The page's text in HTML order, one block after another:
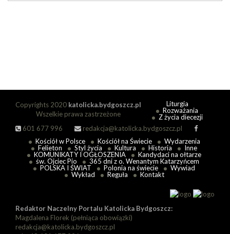
Copyrights 2020 katolicka.bydgoszcz.pl
Wszelkie prawa zastrzeżone
601 677 996
redakcja@katolicka.bydgoszcz.pl
Liturgia
Rozważania
Z życia diecezji
Kościół w Polsce Kościół na Świecie
Wydarzenia
Felieton
Styl życia Kultura Historia
Inne
KOMUNIKATY I OGŁOSZENIA
Kandydaci na ołtarze
św. Ojciec Pio
365 dni z o. Wenantym Katarzyńcem
POLSKA I ŚWIAT
Polonia na świecie
Wywiad
Wykład
Reguła Kontakt
Redaktor Naczelny Portalu Katolicka Bydgoszcz:
Magdalena Florek (pełniąca obowiązki)
redakcja@katolicka.bydgoszcz.pl